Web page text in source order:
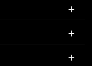
+
+
+